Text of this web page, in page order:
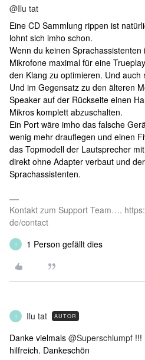
@Ilu tat
Eine CD Sammlung rippen ist
lohnt sich imho schon.
Wenn du keinen
Mikrofone maximal für eine
den Klang zu optimieren. Und auch
Und im Gegensatz zu den älteren
Speaker auf der Rückseite einen
Mikros komplett abzuschalten.
Ein Port wäre imho das falsche
wenig mehr drauflegen und einen
das Topmodell der Lautsprecher
direkt ohne Adapter verbaut und
Sprachassistenten.
Kontakt zum Support Team….
de/contact
I 1 Person gefällt dies
I Ilu tat AUTOR
Danke vielmals @Superschlumpf !!!
hilfreich. Dankeschön